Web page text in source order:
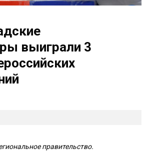
выиграли 3
правительство.